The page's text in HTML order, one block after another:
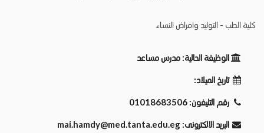
كلية الطب - التوليد وامراض النساء
الوظيفة الحالية: مدرس مساعد
تاريخ الميلاد:
رقم التليفون: 01018683506
البريد الالكترونى: mai.hamdy@med.tanta.edu.eg